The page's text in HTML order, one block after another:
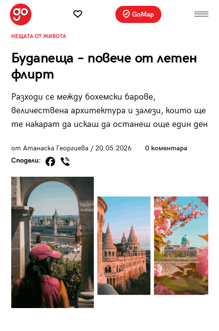
GoMap
НЕЩАТА ОТ ЖИВОТА
Будапеща – повече от летен
флирт
Разходи се между бохемски барове,
величествена архитектура и залези, които ще
те накарат да искаш да останеш още един ден
от Атанаска Георгиева / 20.05.2026
0 коментара
Сподели: